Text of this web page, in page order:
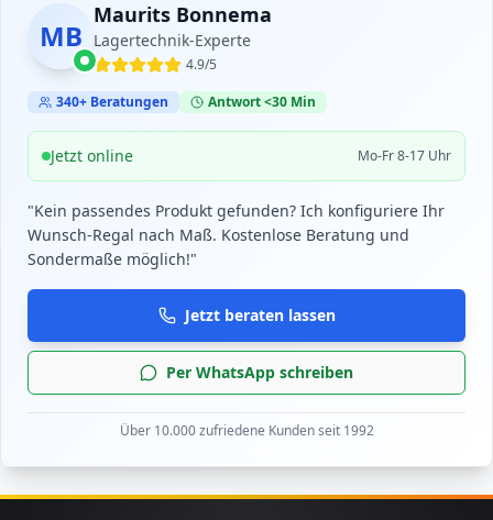
MB
Maurits Bonnema
Lagertechnik-Experte
4.9/5
340+ Beratungen
Antwort <30 Min
Jetzt online Mo-Fr 8-17 Uhr
"Kein passendes Produkt gefunden? Ich konfiguriere Ihr
Wunsch-Regal nach Maß. Kostenlose Beratung und
Sondermaße möglich!"
Jetzt beraten lassen
Per WhatsApp schreiben
Über 10.000 zufriedene Kunden seit 1992